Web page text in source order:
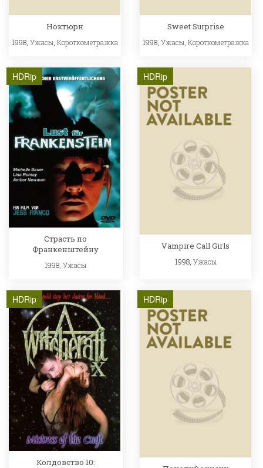
Ноктюрн
1998, Ужасы Короткометражка
Sweet Surprise
1998,Ужасы ,Короткометражка
HDRip
Страсть по
Франкенштейну
1998,Ужасы
HDRip
Vampire Call Girls
1998, Ужасы
HDRip
Колдовство 10:
HDRip